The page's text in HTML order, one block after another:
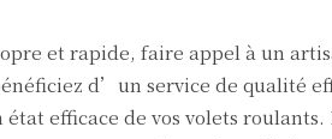
et rapide, faire appel à un
d’un service de qualité
efficace de vos volets